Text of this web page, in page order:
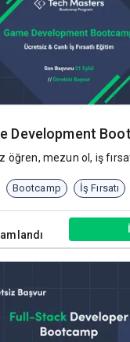
Development
öğren, mezun ol, iş
Bootcamp İş Fırsatı